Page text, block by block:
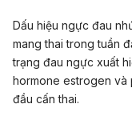
Dấu hiệu ngực đau
mang thai trong tuần
trạng đau ngực xuất
hormone estrogen và
đầu cấn thai.